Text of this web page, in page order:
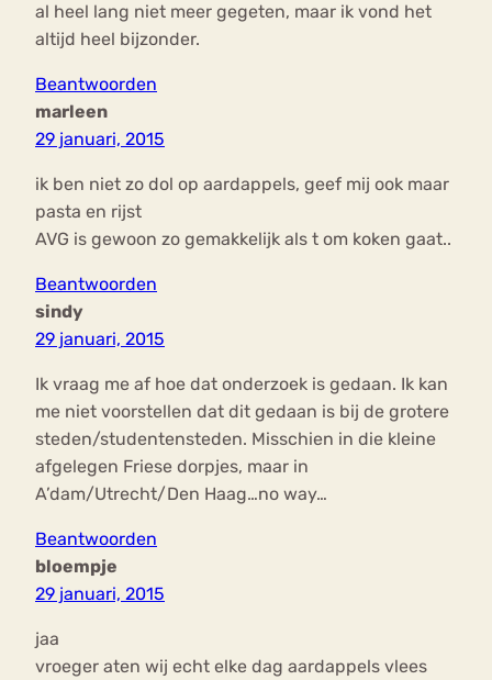
al heel lang niet meer gegeten, maar ik vond het
altijd heel bijzonder.
Beantwoorden
marleen
29 januari, 2015
ik ben niet zo dol op aardappels, geef mij ook maar
pasta en rijst
AVG is gewoon zo gemakkelijk als t om koken gaat..
Beantwoorden
sindy
29 januari, 2015
Ik vraag me af hoe dat onderzoek is gedaan. Ik kan
me niet voorstellen dat dit gedaan is bij de grotere
steden/studentensteden. Misschien in die kleine
afgelegen Friese dorpjes, maar in
A’dam/Utrecht/Den Haag…no way…
Beantwoorden
bloempje
29 januari, 2015
jaa
vroeger aten wij echt elke dag aardappels vlees